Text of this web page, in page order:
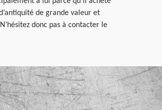
de grande valeur et
donc pas à contacter le